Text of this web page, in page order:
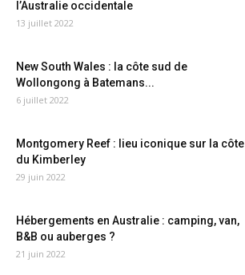
l’Australie occidentale
13 juillet 2022
New South Wales : la côte sud de
Wollongong à Batemans...
6 juillet 2022
Montgomery Reef : lieu iconique sur la côte
du Kimberley
29 juin 2022
Hébergements en Australie : camping, van,
B&B ou auberges ?
21 juin 2022